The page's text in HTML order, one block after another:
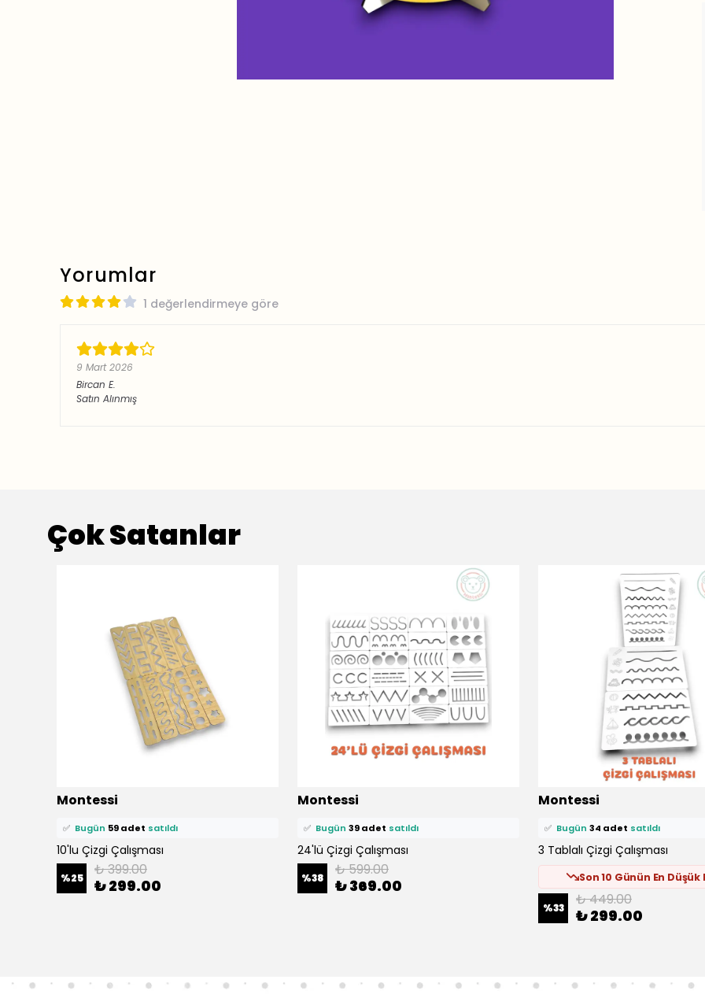
Yorumlar
1 değerlendirmeye göre
9 Mart 2026
Bircan E.
Satın Alınmış
Çok Satanlar
Montessi
🛒 89 kişisepetine ekledi!
✅ Bugün 59 adet satıldı
10'lu Çizgi Çalışması
%25 ₺ 399.00
₺ 299.00
Montessi
🛒 69 kişisepetine ekledi!
✅ Bugün 39 adet satıldı
24'lü Çizgi Çalışması
%38 ₺ 599.00
₺ 369.00
Montessi
🛒 60 kişisepetine ekledi!
✅ Bugün 34 adet satıldı
3 Tablalı Çizgi Çalışması
Son 10 Günün En Düşük
%33 ₺ 449.00
₺ 299.00